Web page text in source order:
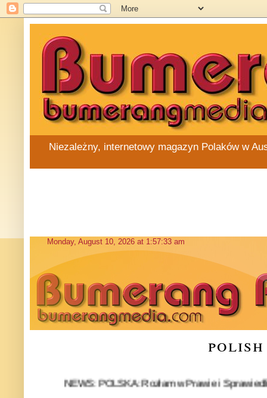
Niezależny, internetowy magazyn Polaków w
NEWS: POLSKA: Rozłam w Prawie i